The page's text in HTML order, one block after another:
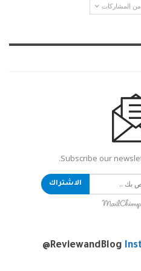
من المشاركات
Subscribe our
الاشتراك
@ReviewandBlog